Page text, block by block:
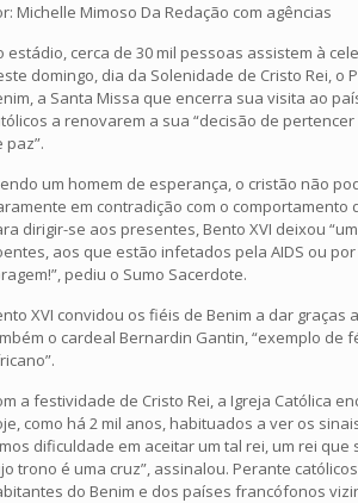
Michelle Mimoso Da Redação com agências
estádio, cerca de 30 mil pessoas assistem à
domingo, dia da Solenidade de Cristo Rei, o
a Santa Missa que encerra sua visita ao
a renovarem a sua “decisão de
paz”.
um homem de esperança, o cristão não
em contradição com o comportamento
dirigir-se aos presentes, Bento XVI deixou
aos que estão infetados pela AIDS ou
pediu o Sumo Sacerdote.
XVI convidou os fiéis de Benim a dar
o cardeal Bernardin Gantin, “exemplo
a festividade de Cristo Rei, a Igreja Católica
como há 2 mil anos, habituados a ver os
dificuldade em aceitar um tal rei, um rei
trono é uma cruz”, assinalou. Perante
do Benim e dos países francófonos